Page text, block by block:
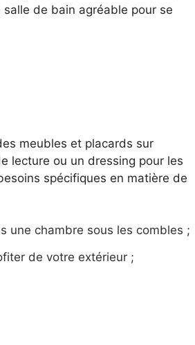
salle de bain agréable pour se
meubles et placards sur
lecture ou un dressing pour les
spécifiques en matière de
une chambre sous les combles ;
de votre extérieur ;